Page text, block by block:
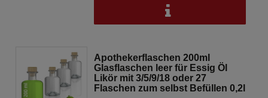
Apothekerflaschen 200ml
Glasflaschen leer für Essig Öl
Likör mit 3/5/9/18 oder 27
Flaschen zum selbst Befüllen 0,2l